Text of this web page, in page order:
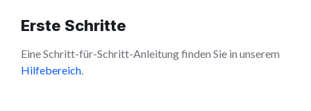
Erste Schritte
Eine Schritt-für-Schritt-Anleitung finden Sie in unserem
Hilfebereich.